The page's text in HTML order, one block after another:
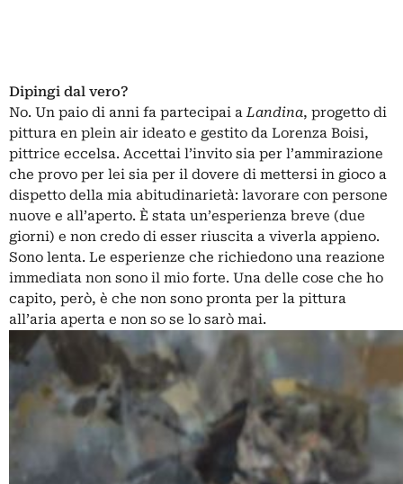
Dipingi dal vero?
No. Un paio di anni fa partecipai aLandina, progetto di
pittura en plein air ideato e gestito da Lorenza Boisi,
pittrice eccelsa. Accettai l’invito sia per l’ammirazione
che provo per lei sia per il dovere di mettersi in gioco a
dispetto della mia abitudinarietà: lavorare con persone
nuove e all’aperto. È stata un’esperienza breve (due
giorni) e non credo di esser riuscita a viverla appieno.
Sono lenta. Le esperienze che richiedono una reazione
immediata non sono il mio forte. Una delle cose che ho
capito, però, è che non sono pronta per la pittura
all’aria aperta e non so se lo sarò mai.